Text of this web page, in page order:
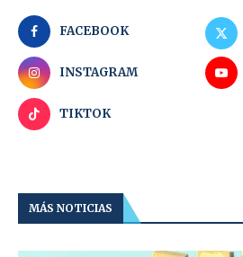
FACEBOOK
INSTAGRAM
TIKTOK
MÁS NOTICIAS